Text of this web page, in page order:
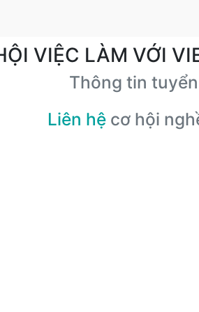
VIỆC LÀM VỚI
Thông tin
Liên hệ cơ hội